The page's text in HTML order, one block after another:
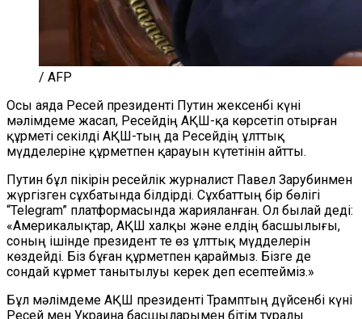
/ AFP
Осы аяда Ресей президенті Путин жексенбі күні
мәлімдеме жасап, Ресейдің АҚШ-қа көрсетіп отырған
құрметі секілді АҚШ-тың да Ресейдің ұлттық
мүдделеріне құрметпен қарауын күтетінін айтты.
Путин бұл пікірін ресейлік журналист Павел Зарубинмен
жүргізген сұхбатында білдірді. Сұхбаттың бір бөлігі
“Telegram” платформасында жарияланған. Ол былай деді:
«Америкалықтар, АҚШ халқы және елдің басшылығы,
соның ішінде президент те өз ұлттық мүдделерін
көздейді. Біз бұған құрметпен қараймыз. Бізге де
сондай кұрмет танытылуы керек деп есептейміз.»
Бұл мәлімдеме АҚШ президенті Трамптың дүйсенбі күні
Ресей мен Украина басшыларымен бітім туралы